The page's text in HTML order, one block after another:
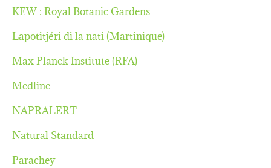
KEW : Royal Botanic Gardens
Lapotitjéri di la nati (Martinique)
Max Planck Institute (RFA)
Medline
NAPRALERT
Natural Standard
Parachey